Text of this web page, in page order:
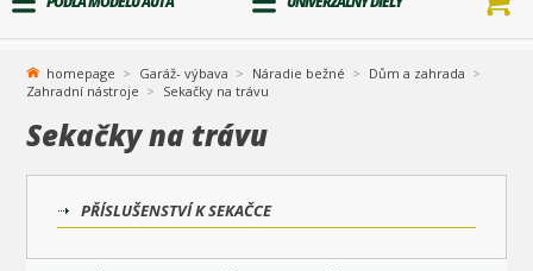
homepage Garáž- výbava Náradie bežné
Dům a zahrada
Zahradní nástroje
Sekačky na trávu
Sekačky na trávu
PŘÍSLUŠENSTVÍ K SEKAČCE